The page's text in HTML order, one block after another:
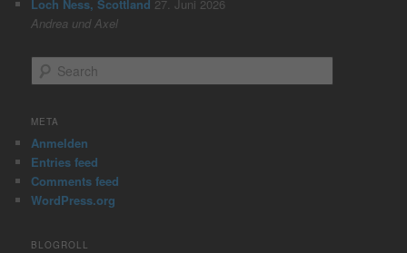
Loch Ness, Scottland 27. Juni 2026
Andrea und Axel
e
r
h
META
Anmelden
Entries feed
Comments feed
WordPress.org
BLOGROLL